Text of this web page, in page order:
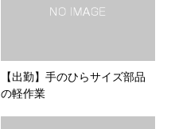
【出勤】手のひらサイズ部品
の軽作業